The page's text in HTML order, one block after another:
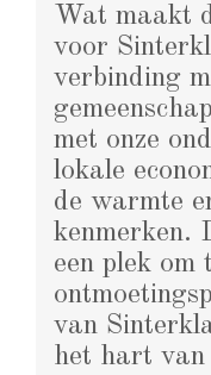
Wat maakt
voor
verbinding
met onze
lokale
de warmte
kenmerken.
een plek om
van
het hart van